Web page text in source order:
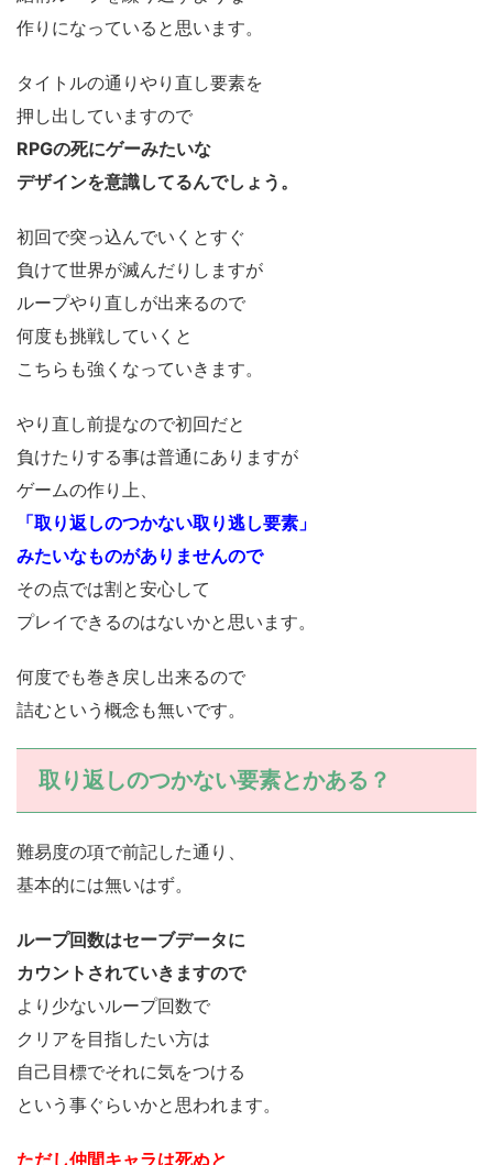
作りになっていると思います。
タイトルの通りやり直し要素を
押し出していますので
RPGの死にゲーみたいな
デザインを意識してるんでしょう。
初回で突っ込んでいくとすぐ
負けて世界が滅んだりしますが
ループやり直しが出来るので
何度も挑戦していくと
こちらも強くなっていきます。
やり直し前提なので初回だと
負けたりする事は普通にありますが
ゲームの作り上、
「取り返しのつかない取り逃し要素」
みたいなものがありませんので
その点では割と安心して
プレイできるのはないかと思います。
何度でも巻き戻し出来るので
詰むという概念も無いです。
取り返しのつかない要素とかある？
難易度の項で前記した通り、
基本的には無いはず。
ループ回数はセーブデータに
カウントされていきますので
より少ないループ回数で
クリアを目指したい方は
自己目標でそれに気をつける
という事ぐらいかと思われます。
ただし仲間キャラは死ぬと